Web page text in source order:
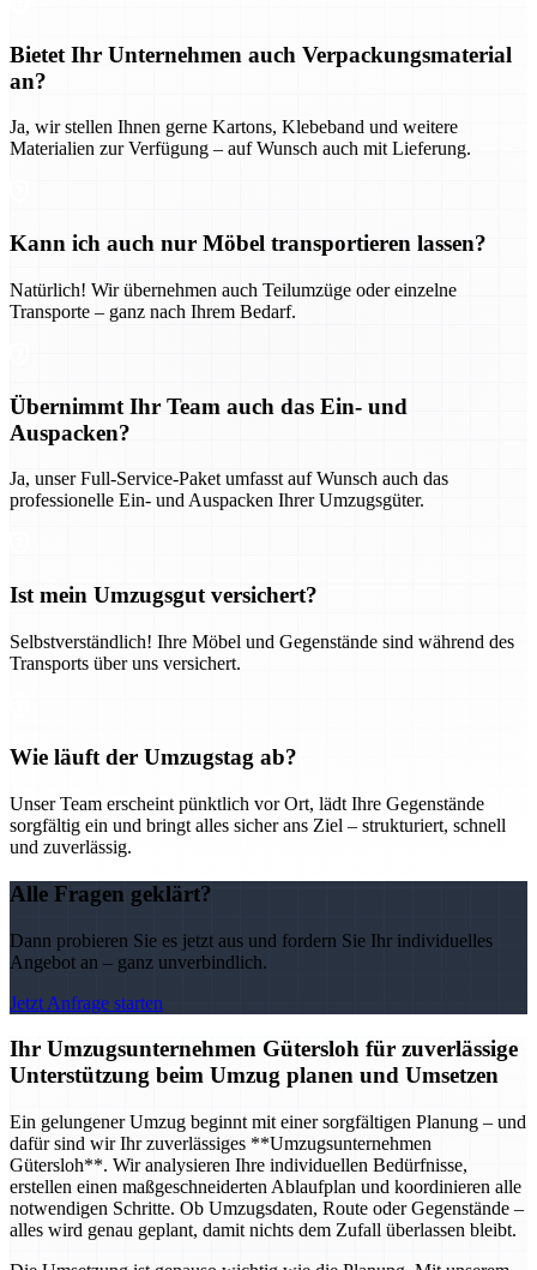
Bietet Ihr Unternehmen auch Verpackungsmaterial
an?
Ja, wir stellen Ihnen gerne Kartons, Klebeband und weitere
Materialien zur Verfügung – auf Wunsch auch mit Lieferung.
Kann ich auch nur Möbel transportieren lassen?
Natürlich! Wir übernehmen auch Teilumzüge oder einzelne
Transporte – ganz nach Ihrem Bedarf.
Übernimmt Ihr Team auch das Ein- und
Auspacken?
Ja, unser Full-Service-Paket umfasst auf Wunsch auch das
professionelle Ein- und Auspacken Ihrer Umzugsgüter.
Ist mein Umzugsgut versichert?
Selbstverständlich! Ihre Möbel und Gegenstände sind während des
Transports über uns versichert.
Wie läuft der Umzugstag ab?
Unser Team erscheint pünktlich vor Ort, lädt Ihre Gegenstände
sorgfältig ein und bringt alles sicher ans Ziel – strukturiert, schnell
und zuverlässig.
Alle Fragen geklärt?
Dann probieren Sie es jetzt aus und fordern Sie Ihr individuelles
Angebot an – ganz unverbindlich.
Jetzt Anfrage starten
Ihr Umzugsunternehmen Gütersloh für zuverlässige
Unterstützung beim Umzug planen und Umsetzen
Ein gelungener Umzug beginnt mit einer sorgfältigen Planung – und
dafür sind wir Ihr zuverlässiges **Umzugsunternehmen
Gütersloh**. Wir analysieren Ihre individuellen Bedürfnisse,
erstellen einen maßgeschneiderten Ablaufplan und koordinieren alle
notwendigen Schritte. Ob Umzugsdaten, Route oder Gegenstände –
alles wird genau geplant, damit nichts dem Zufall überlassen bleibt.